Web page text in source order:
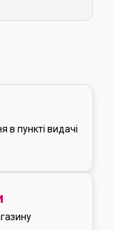
пункті видачі